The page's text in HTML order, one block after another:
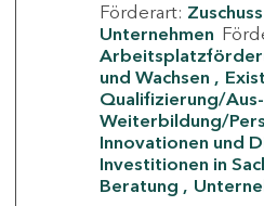
Förderart: Zuschuss
Unternehmen
und Wachsen
Qualifizierung/
Weiterbildung/
Innovationen und
Investitionen in
Beratung